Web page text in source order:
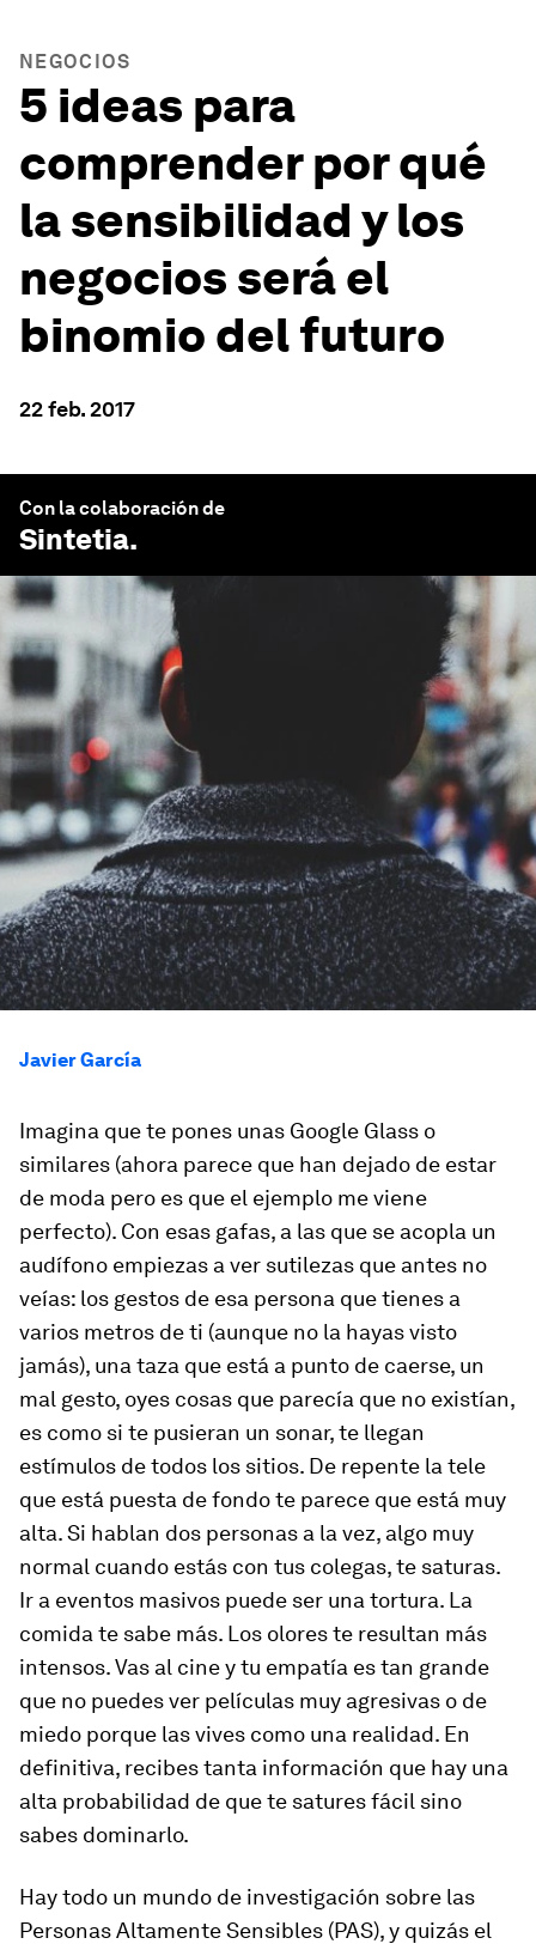
NEGOCIOS
5 ideas para
comprender por qué
la sensibilidad y los
negocios será el
binomio del futuro
22 feb. 2017
Con la colaboración de
Sintetia.
Javier García
Imagina que te pones unas Google Glass o
similares (ahora parece que han dejado de estar
de moda pero es que el ejemplo me viene
perfecto). Con esas gafas, a las que se acopla un
audífono empiezas a ver sutilezas que antes no
veías: los gestos de esa persona que tienes a
varios metros de ti (aunque no la hayas visto
jamás), una taza que está a punto de caerse, un
mal gesto, oyes cosas que parecía que no existían,
es como si te pusieran un sonar, te llegan
estímulos de todos los sitios. De repente la tele
que está puesta de fondo te parece que está muy
alta. Si hablan dos personas a la vez, algo muy
normal cuando estás con tus colegas, te saturas.
Ir a eventos masivos puede ser una tortura. La
comida te sabe más. Los olores te resultan más
intensos. Vas al cine y tu empatía es tan grande
que no puedes ver películas muy agresivas o de
miedo porque las vives como una realidad. En
definitiva, recibes tanta información que hay una
alta probabilidad de que te satures fácil sino
sabes dominarlo.
Hay todo un mundo de investigación sobre las
Personas Altamente Sensibles (PAS), y quizás el